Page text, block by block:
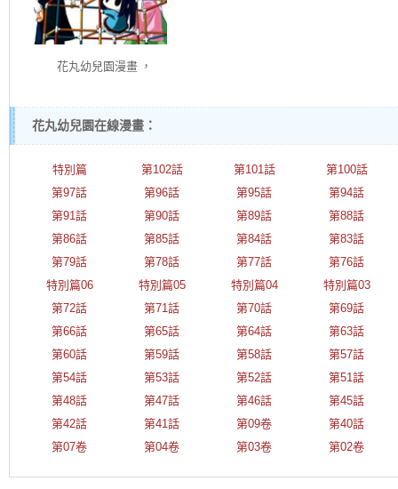
花丸幼兒園漫畫 ，
花丸幼兒園在線漫畫：
特別篇 第102話 第101話
第100話
第97話
第96話 第95話
第94話
第91話
第90話 第89話
第88話
第86話
第85話 第84話
第83話
第79話
第78話 第77話
第76話
特別篇06
特別篇05 特別篇04
特別篇03
第72話
第71話 第70話
第69話
第66話
第65話 第64話
第63話
第60話
第59話 第58話
第57話
第54話
第53話 第52話
第51話
第48話
第47話 第46話
第45話
第42話
第41話 第09卷
第40話
第07卷
第04卷 第03卷 第02卷